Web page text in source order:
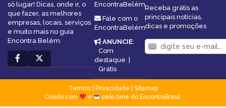
só lugar! Dicas, onde ir, o
que fazer, as melhores
empresas, locais, serviços
e muito mais no guia
Encontra Belém.
EncontraBelém
Fale com o
EncontraBelém
ANUNCIE:
Com
destaque
Grátis
Receba grátis as
principais notícias,
dicas e promoções
Termos| Privacidade
Sitemap
Criado com
e pelo time do EncontraBrasil